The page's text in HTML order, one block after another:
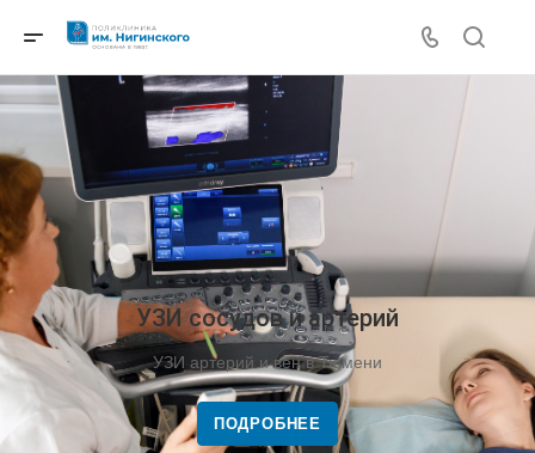
УЗИ сосудов и артерий
УЗИ артерий и вен в Тюмени
ПОДРОБНЕЕ